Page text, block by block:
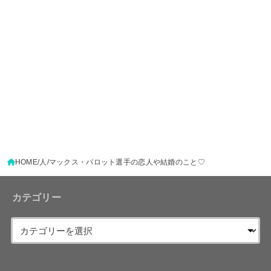
HOME 人 マックス・パロット選手の恋人や結婚のこと♡
カテゴリー